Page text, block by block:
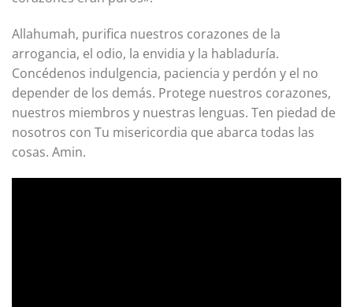
Allahumah, purifica nuestros corazones de la
arrogancia, el odio, la envidia y la habladuría.
Concédenos indulgencia, paciencia y perdón y el no
depender de los demás. Protege nuestros corazones,
nuestros miembros y nuestras lenguas. Ten piedad de
nosotros con Tu misericordia que abarca todas las
cosas. Amin.